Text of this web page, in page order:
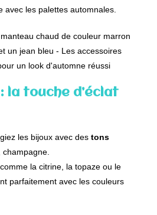
avec les palettes automnales.
la touche d’éclat
les bijoux avec destons
la citrine, la topaze ou le
parfaitement avec les couleurs